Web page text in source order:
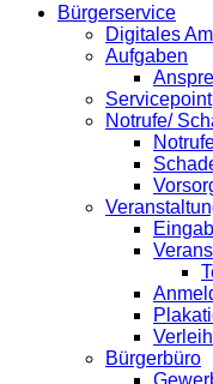
Bürgerservice
Digitales
Aufgaben
Servicepoint
Notrufe/
Bürgerbüro